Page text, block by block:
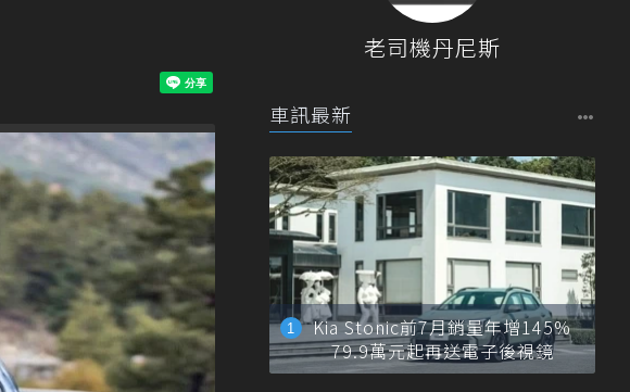
老司機丹尼斯
車訊最新
Kia Stonic前7月銷量年增145%
79.9萬元起再送電子後視鏡